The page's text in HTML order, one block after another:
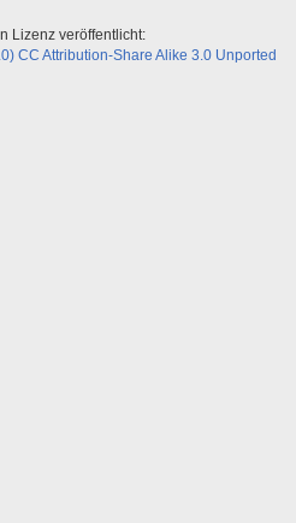
Lizenz veröffentlicht:
CC Attribution-Share Alike 3.0 Unported